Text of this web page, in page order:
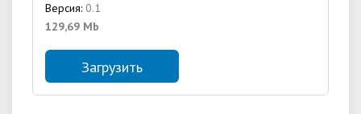
Версия: 0.1
129,69 Mb
Загрузить